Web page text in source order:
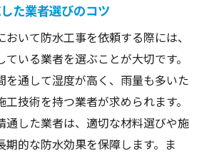
た業者選びのコツ
いて防水工事を依頼する際には、
いる業者を選ぶことが大切です。
を通して湿度が高く、雨量も多いた
技術を持つ業者が求められます。
通した業者は、適切な材料選びや施
期的な防水効果を保障します。ま